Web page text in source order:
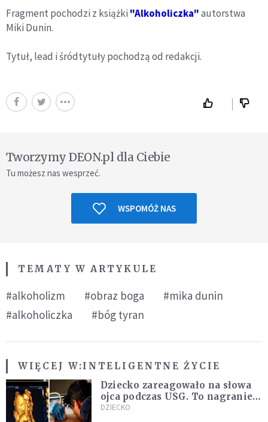
Fragment pochodzi z książki "Alkoholiczka"autorstwa
Miki Dunin.
Tytuł, lead i śródtytuły pochodzą od redakcji.
Tworzymy DEON.pl dla Ciebie
Tu możesz nas wesprzeć.
WSPOMÓŻ NAS
TEMATY W ARTYKULE
#alkoholizm #obraz boga
#mika dunin
#alkoholiczka
#bóg tyran
WIĘCEJ W:INTELIGENTNE ŻYCIE
Dziecko zareagowało na słowa
ojca podczas USG. To nagranie
podbija sieć
DZIECKO